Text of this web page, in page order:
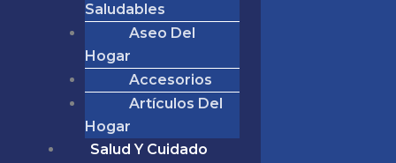
Saludables
Aseo Del
Hogar
Accesorios
Artículos Del
Hogar
Salud Y Cuidado